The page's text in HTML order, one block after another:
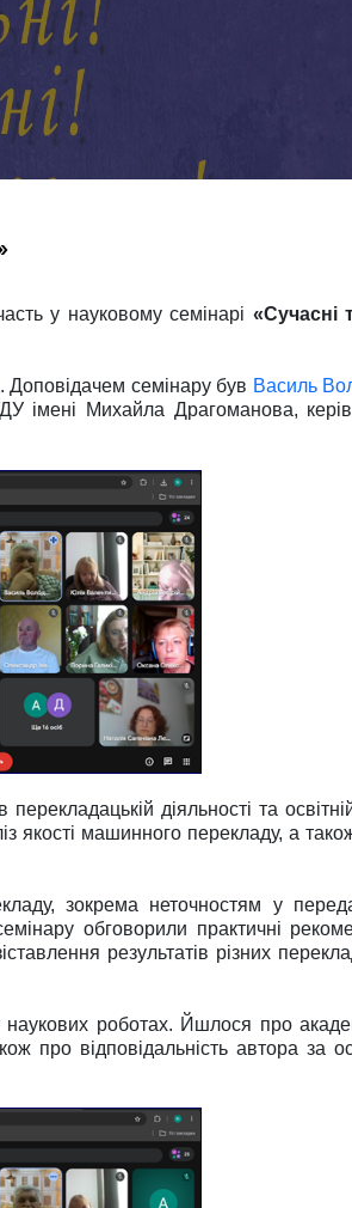
у науковому семінарі «Сучасні
семінару був Василь
імені Михайла Драгоманова,
діяльності та
машинного перекладу, а
зокрема неточностям у
обговорили практичні
результатів різних
роботах. Йшлося про
про відповідальність автора за